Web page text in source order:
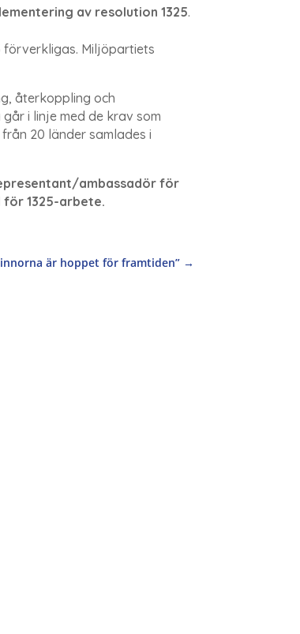
av resolution 1325.
förverkligas. Miljöpartiets
återkoppling och
i linje med de krav som
20 länder samlades i
ambassadör för
1325-arbete.
är hoppet för framtiden”→